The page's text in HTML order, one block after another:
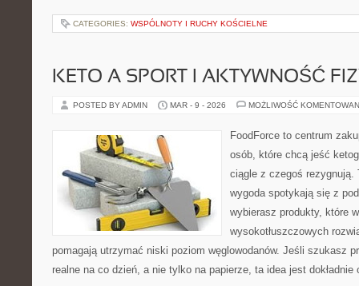
CATEGORIES: WSPÓLNOTY I RUCHY KOŚCIELNE
KETO A SPORT I AKTYWNOŚĆ
POSTED BY ADMIN MAR - 9 - 2026 MOŻLIWOŚĆ
FoodForce to centrum
osób, które chcą jeść
ciągle z czegoś rezygnują.
wygoda spotykają się z
wybierasz produkty, które
wysokotłuszczowych
pomagają utrzymać niski poziom węglowodanów. Jeśli szukasz
realne na co dzień, a nie tylko na papierze, ta idea jest